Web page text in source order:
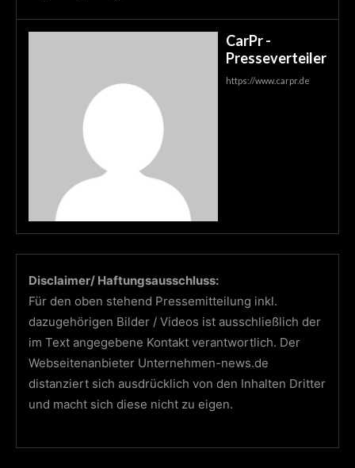
CarPr -
Presseverteiler
https://www.carpr.de
Disclaimer/ Haftungsausschluss:
Für den oben stehend Pressemitteilung inkl.
dazugehörigen Bilder / Videos ist ausschließlich der
im Text angegebene Kontakt verantwortlich. Der
Webseitenanbieter Unternehmen-news.de
distanziert sich ausdrücklich von den Inhalten Dritter
und macht sich diese nicht zu eigen.